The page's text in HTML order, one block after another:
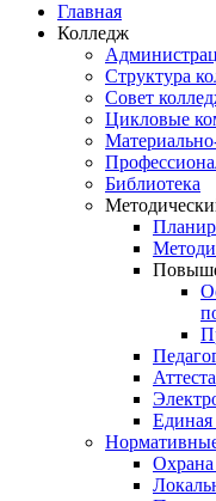
Главная
Колледж
Структура
Совет
Цикловые
Библиотека
Единая
Охрана